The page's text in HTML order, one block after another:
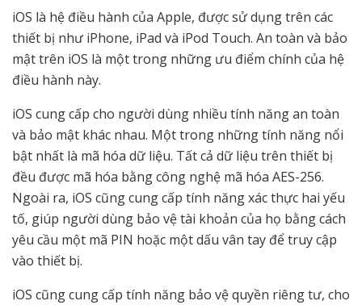
iOS là hệ điều hành của Apple, được sử dụng trên các
thiết bị như iPhone, iPad và iPod Touch. An toàn và bảo
mật trên iOS là một trong những ưu điểm chính của hệ
điều hành này.
iOS cung cấp cho người dùng nhiều tính năng an toàn
và bảo mật khác nhau. Một trong những tính năng nổi
bật nhất là mã hóa dữ liệu. Tất cả dữ liệu trên thiết bị
đều được mã hóa bằng công nghệ mã hóa AES-256.
Ngoài ra, iOS cũng cung cấp tính năng xác thực hai yếu
tố, giúp người dùng bảo vệ tài khoản của họ bằng cách
yêu cầu một mã PIN hoặc một dấu vân tay để truy cập
vào thiết bị.
iOS cũng cung cấp tính năng bảo vệ quyền riêng tư, cho